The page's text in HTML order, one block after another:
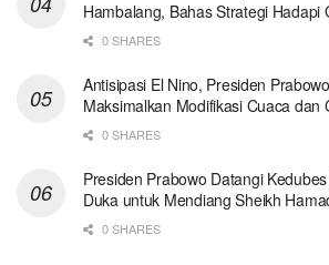
Hambalang, Bahas Strategi Hadapi
0 SHARES
Antisipasi El Nino, Presiden
Maksimalkan Modifikasi Cuaca dan
0 SHARES
Presiden Prabowo Datangi
Duka untuk Mendiang Sheikh
0 SHARES